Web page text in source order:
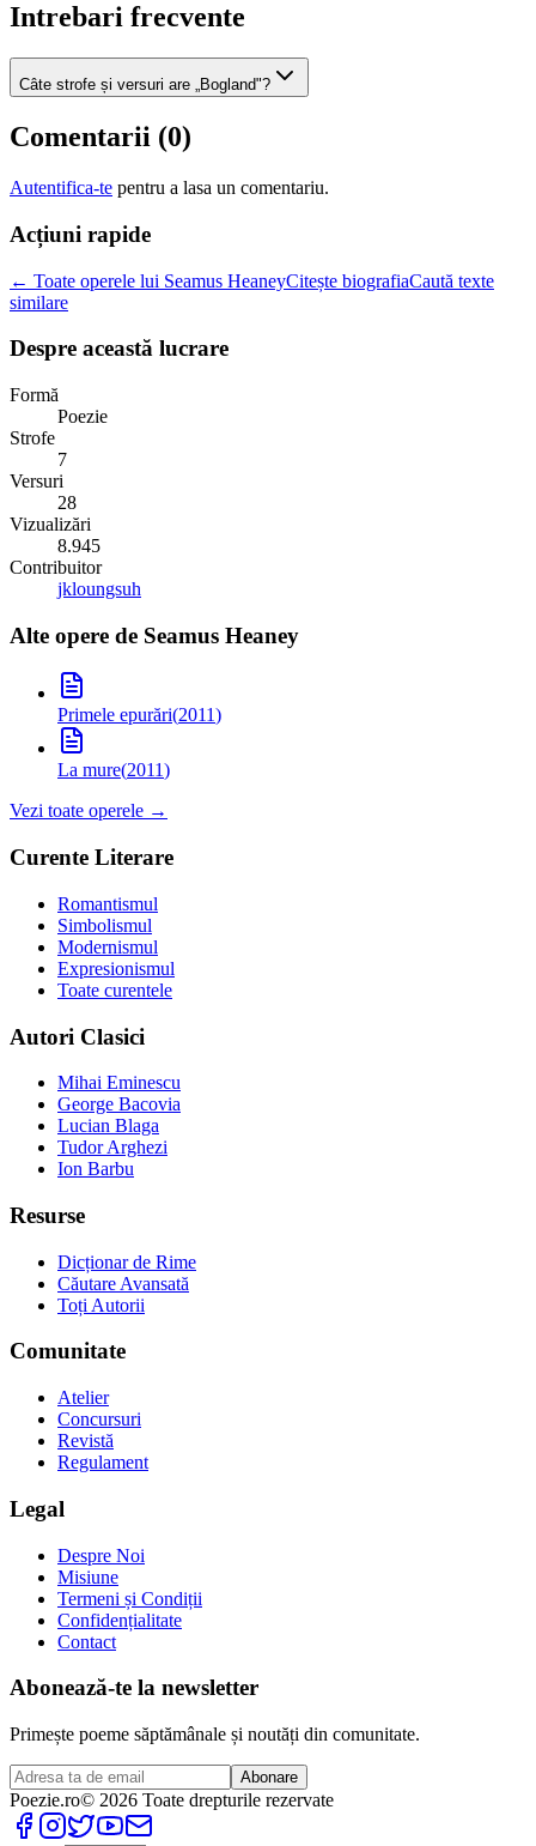
Intrebari frecvente
Câte strofe și versuri are „Bogland"?
Comentarii (0)
Autentifica-te pentru a lasa un comentariu.
Acțiuni rapide
← Toate operele lui Seamus HeaneyCitește biografiaCaută texte
similare
Despre această lucrare
Formă
Poezie
Strofe
7
Versuri
28
Vizualizări
8.945
Contribuitor
jkloungsuh
Alte opere de Seamus Heaney
Primele epurări(2011)
La mure(2011)
Vezi toate operele →
Curente Literare
Romantismul
Simbolismul
Modernismul
Expresionismul
Toate curentele
Autori Clasici
Mihai Eminescu
George Bacovia
Lucian Blaga
Tudor Arghezi
Ion Barbu
Resurse
Dicționar de Rime
Căutare Avansată
Toți Autorii
Comunitate
Atelier
Concursuri
Revistă
Regulament
Legal
Despre Noi
Misiune
Termeni și Condiții
Confidențialitate
Contact
Abonează-te la newsletter
Primește poeme săptămânale și noutăți din comunitate.
Abonare
Poezie.ro© 2026 Toate drepturile rezervate